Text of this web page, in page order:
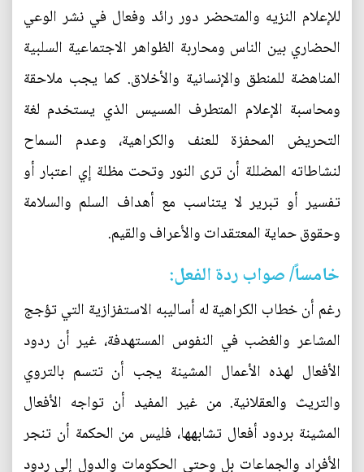
للإعلام النزيه والمتحضر دور رائد وفعال في نشر الوعي
الحضاري بين الناس ومحاربة الظواهر الاجتماعية السلبية
المناهضة للمنطق والإنسانية والأخلاق. كما يجب ملاحقة
ومحاسبة الإعلام المتطرف المسيس الذي يستخدم لغة
التحريض المحفزة للعنف والكراهية، وعدم السماح
لنشاطاته المضللة أن ترى النور وتحت مظلة إي اعتبار أو
تفسير أو تبرير لا يتناسب مع أهداف السلم والسلامة
وحقوق حماية المعتقدات والأعراف والقيم.
خامساً/ صواب ردة الفعل:
رغم أن خطاب الكراهية له أساليبه الاستفزازية التي تؤجج
المشاعر والغضب في النفوس المستهدفة، غير أن ردود
الأفعال لهذه الأعمال المشينة يجب أن تتسم بالتروي
والتريث والعقلانية. من غير المفيد أن تواجه الأفعال
المشينة بردود أفعال تشابهها، فليس من الحكمة أن تنجر
الأفراد والجماعات بل وحتى الحكومات والدول إلى ردود